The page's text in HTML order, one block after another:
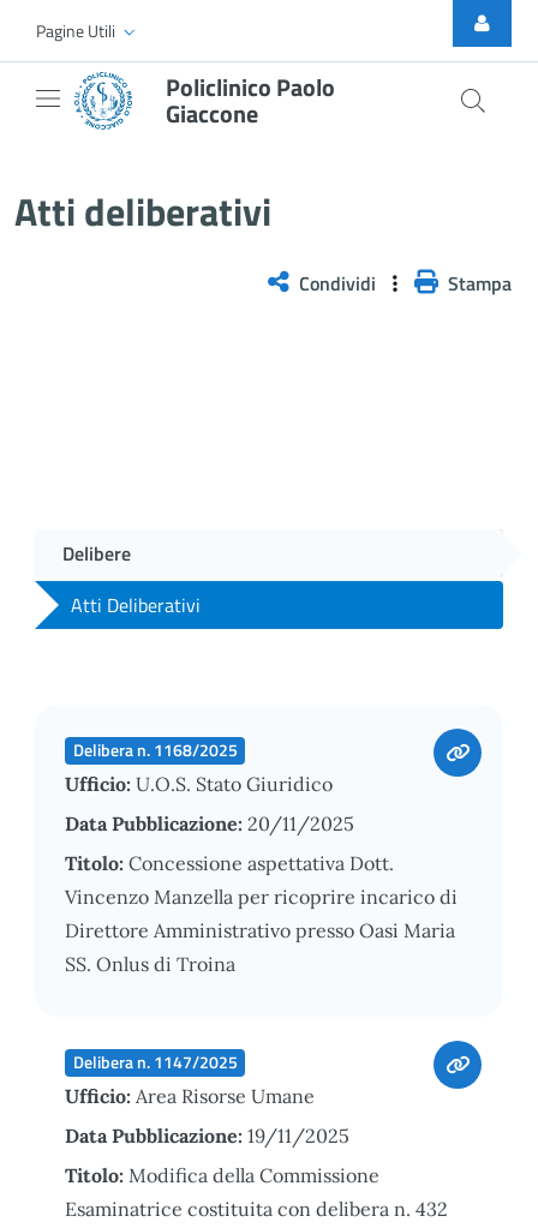
Skip to Main Content
Pagine Utili
Policlinico Paolo
Giaccone
Atti deliberativi
Condividi Stampa
Delibere
Atti Deliberativi
Delibera n. 1168/2025
Ufficio: U.O.S. Stato Giuridico
Data Pubblicazione: 20/11/2025
Titolo: Concessione aspettativa Dott.
Vincenzo Manzella per ricoprire incarico di
Direttore Amministrativo presso Oasi Maria
SS. Onlus di Troina
Delibera n. 1147/2025
Ufficio: Area Risorse Umane
Data Pubblicazione: 19/11/2025
Titolo: Modifica della Commissione
Esaminatrice costituita con delibera n. 432